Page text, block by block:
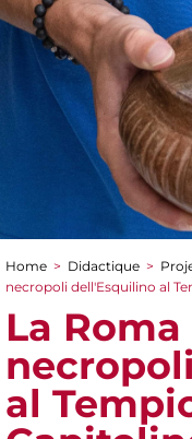
You are here
Home > Didactique >
necropoli dell'Esquilino al
La
al